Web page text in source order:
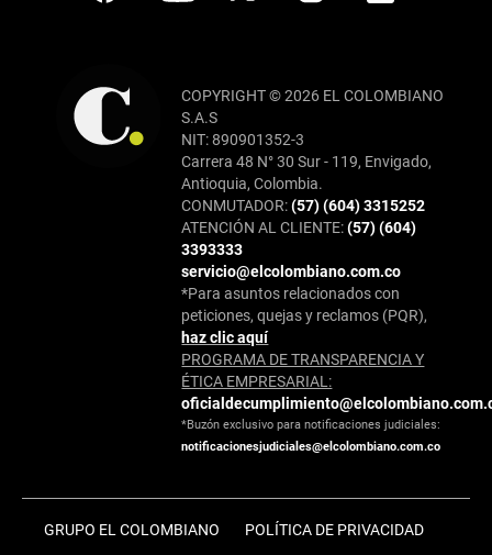
COPYRIGHT © 2026 EL COLOMBIANO
S.A.S
NIT: 890901352-3
Carrera 48 N° 30 Sur - 119, Envigado,
Antioquia, Colombia.
CONMUTADOR:(57) (604) 3315252
ATENCIÓN AL CLIENTE:(57) (604)
3393333
servicio@elcolombiano.com.co
*Para asuntos relacionados con
peticiones, quejas y reclamos (PQR),
haz clic aquí
PROGRAMA DE TRANSPARENCIA Y
ÉTICA EMPRESARIAL:
*Buzón exclusivo para notificaciones judiciales:
notificacionesjudiciales@elcolombiano.com.co
GRUPO EL COLOMBIANO POLÍTICA DE PRIVACIDAD